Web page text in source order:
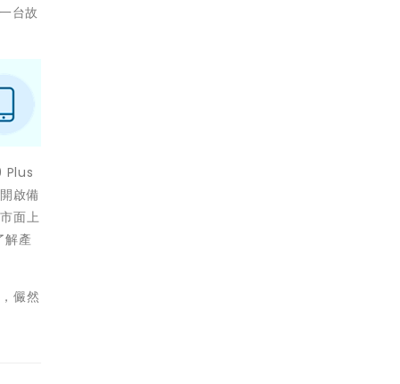
台故
Plus
啟備
面上
解產
儼然